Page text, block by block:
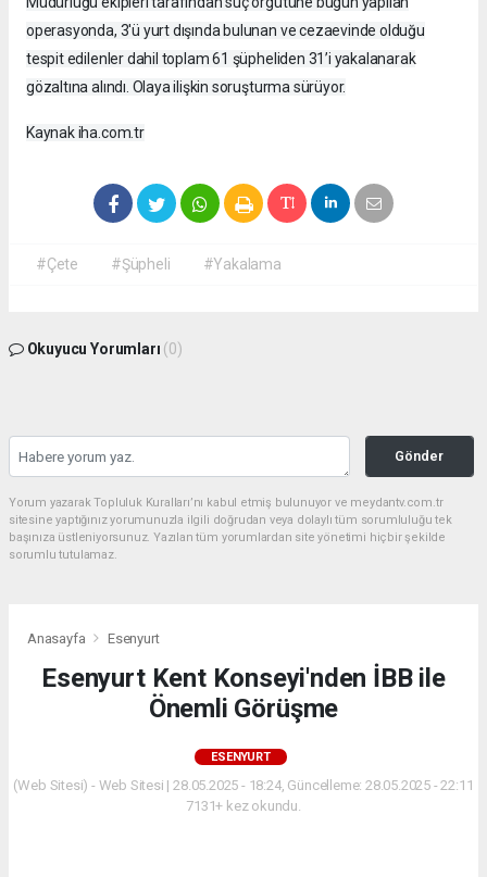
operasyonda, 3'ü yurt dışında bulunan ve cezaevinde olduğu
tespit edilenler dahil toplam 61 şüpheliden 31’i yakalanarak
gözaltına alındı. Olaya ilişkin soruşturma sürüyor.
Kaynak iha.com.tr
#Çete #Şüpheli #Yakalama
Okuyucu Yorumları (0)
Gönder
Yorum yazarak Topluluk Kuralları’nı kabul etmiş bulunuyor ve meydantv.com.tr
sitesine yaptığınız yorumunuzla ilgili doğrudan veya dolaylı tüm sorumluluğu tek
başınıza üstleniyorsunuz. Yazılan tüm yorumlardan site yönetimi hiçbir şekilde
sorumlu tutulamaz.
Anasayfa Esenyurt
Esenyurt Kent Konseyi'nden İBB ile
Önemli Görüşme
ESENYURT
(Web Sitesi) - Web Sitesi | 28.05.2025 - 18:24, Güncelleme: 28.05.2025 - 22:11
7131+ kez okundu.